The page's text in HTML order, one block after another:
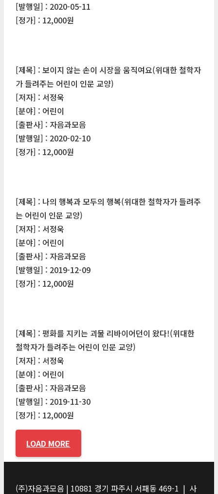
[발행일] : 2020-05-11
[정가] : 12,000원
[제목] : 보이지 않는 손이 시장을 움직여요(위대한 철학자
가 들려주는 어린이 인문 교양)
[저자] : 서정욱
[분야] : 어린이
[출판사] : 자음과모음
[발행일] : 2020-02-10
[정가] : 12,000원
[제목] : 나의 행복과 모두의 행복(위대한 철학자가 들려주
는 어린이 인문 교양)
[저자] : 서정욱
[분야] : 어린이
[출판사] : 자음과모음
[발행일] : 2019-12-09
[정가] : 12,000원
[제목] : 평화를 지키는 괴물 리바이어던이 왔다!(위대한
철학자가 들려주는 어린이 인문 교양)
[저자] : 서정욱
[분야] : 어린이
[출판사] : 자음과모음
[발행일] : 2019-11-30
[정가] : 12,000원
LOAD MORE
(주)자음과모음 | 10881 경기 파주시 서패동 469-1 | 사